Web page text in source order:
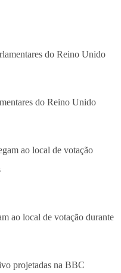
do Reino Unido
ao local de votação durante